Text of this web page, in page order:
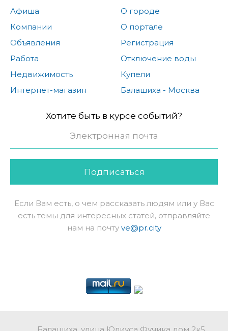
Афиша
Компании
Объявления
Работа
Недвижимость
Интернет-магазин
О городе
О портале
Регистрация
Отключение воды
Купели
Балашиха - Москва
Хотите быть в курсе событий?
Подписаться
Если Вам есть, о чем рассказать людям или у Вас
есть темы для интересных статей, отправляйте
нам на почту ve@pr.city
Балашиха, улица Юлиуса Фучика дом 2к5